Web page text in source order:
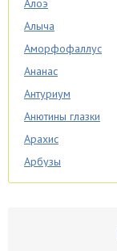
Алоэ
Алыча
Аморфофаллус
Ананас
Антуриум
Анютины глазки
Арахис
Арбузы
Аспарагус